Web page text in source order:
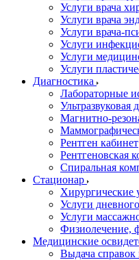
Услуги врача
Услуги врача
Услуги врача-
Услуги
Услуги
Услуги
Диагностика
Лабораторные
Магнитно-
Рентген кабинет
Рентгеновская
Спиральная
Стационар
Хирургические
Услуги
Услуги
Физиолечение,
Медицинские
Выдача справок